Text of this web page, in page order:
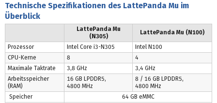
Technische Spezifikationen des LattePanda Mu im
Überblick
LattePanda Mu
(N305)
LattePanda Mu (N100)
Prozessor Intel Core i3-N305
Intel N100
CPU-Kerne
8
4
Maximale Taktrate
3,8 GHz
3,4 GHz
Arbeitsspeicher
(RAM)
16 GB LPDDR5,
4800 MHz
8 / 16 GB LPDDR5,
4800 MHz
Speicher
64 GB eMMC